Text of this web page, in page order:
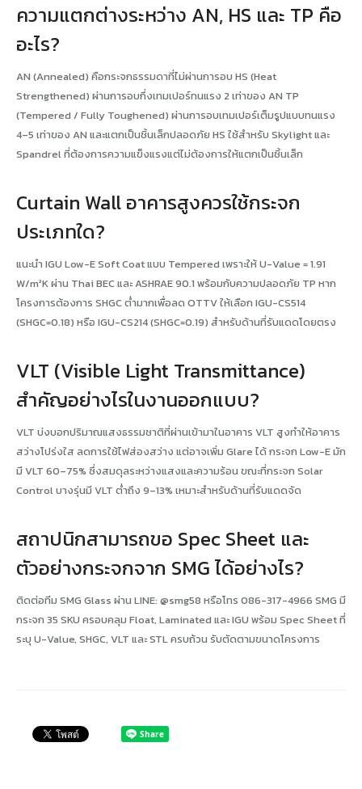
ความแตกต่างระหว่าง AN, HS และ TP คือ
อะไร?
AN (Annealed) คือกระจกธรรมดาที่ไม่ผ่านการอบ HS (Heat
Strengthened) ผ่านการอบกึ่งเทมเปอร์ทนแรง 2 เท่าของ AN TP
(Tempered / Fully Toughened) ผ่านการอบเทมเปอร์เต็มรูปแบบทนแรง
4–5 เท่าของ AN และแตกเป็นชิ้นเล็กปลอดภัย HS ใช้สำหรับ Skylight และ
Spandrel ที่ต้องการความแข็งแรงแต่ไม่ต้องการให้แตกเป็นชิ้นเล็ก
Curtain Wall อาคารสูงควรใช้กระจก
ประเภทใด?
แนะนำ IGU Low-E Soft Coat แบบ Tempered เพราะให้ U-Value = 1.91
W/m²K ผ่าน Thai BEC และ ASHRAE 90.1 พร้อมกับความปลอดภัย TP หาก
โครงการต้องการ SHGC ต่ำมากเพื่อลด OTTV ให้เลือก IGU-CS514
(SHGC=0.18) หรือ IGU-CS214 (SHGC=0.19) สำหรับด้านที่รับแดดโดยตรง
VLT (Visible Light Transmittance)
สำคัญอย่างไรในงานออกแบบ?
VLT บ่งบอกปริมาณแสงธรรมชาติที่ผ่านเข้ามาในอาคาร VLT สูงทำให้อาคาร
สว่างโปร่งใส ลดการใช้ไฟส่องสว่าง แต่อาจเพิ่ม Glare ได้ กระจก Low-E มัก
มี VLT 60–75% ซึ่งสมดุลระหว่างแสงและความร้อน ขณะที่กระจก Solar
Control บางรุ่นมี VLT ต่ำถึง 9–13% เหมาะสำหรับด้านที่รับแดดจัด
สถาปนิกสามารถขอ Spec Sheet และ
ตัวอย่างกระจกจาก SMG ได้อย่างไร?
ติดต่อทีม SMG Glass ผ่าน LINE: @smg58 หรือโทร 086-317-4966 SMG มี
กระจก 35 SKU ครอบคลุม Float, Laminated และ IGU พร้อม Spec Sheet ที่
ระบุ U-Value, SHGC, VLT และ STL ครบถ้วน รับตัดตามขนาดโครงการ